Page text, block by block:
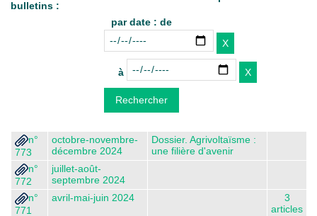
bulletins :
par date : de
à
n°
773
octobre-novembre-
décembre 2024
Dossier. Agrivoltaïsme :
une filière d'avenir
n°
772
juillet-août-
septembre 2024
n°
771
avril-mai-juin 2024
3
articles